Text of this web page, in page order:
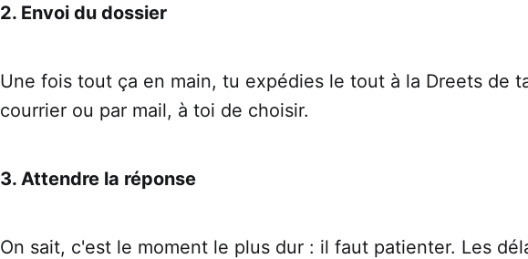
2. Envoi du dossier
Une fois tout ça en main, tu expédies le tout à la Dreets de
courrier ou par mail, à toi de choisir.
3. Attendre la réponse
On sait, c'est le moment le plus dur : il faut patienter. Les